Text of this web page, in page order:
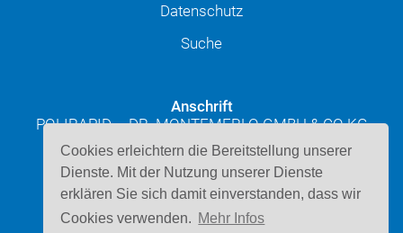
Cookies erleichtern die Bereitstellung unserer
Dienste. Mit der Nutzung unserer Dienste
erklären Sie sich damit einverstanden, dass wir
Cookies verwenden. Mehr Infos
Datenschutz
Suche
Anschrift
POLIRAPID – DR. MONTEMERLO GMBH & CO KG
Josef-Schüttler-Straße 49
D-78224 Singen
Kontakt
Telefon: 07731 947220